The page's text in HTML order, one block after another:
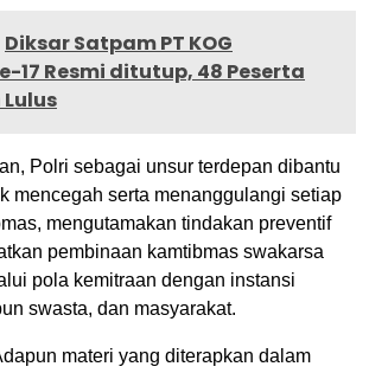
Diksar Satpam PT KOG
17 Resmi ditutup, 48 Peserta
Polri sebagai unsur terdepan dibantu
mencegah serta menanggulangi setiap
mengutamakan tindakan preventif
pembinaan kamtibmas swakarsa
pola kemitraan dengan instansi
swasta, dan masyarakat.
materi yang diterapkan dalam